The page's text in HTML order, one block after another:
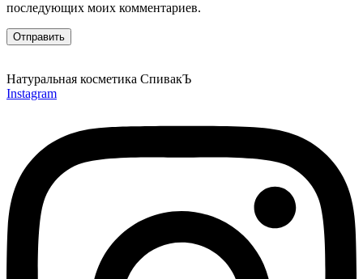
последующих моих комментариев.
Натуральная косметика СпивакЪ
Instagram